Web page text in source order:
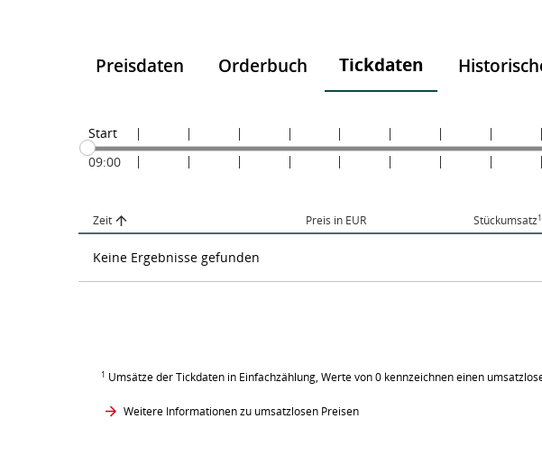
Preisdaten Orderbuch Tickdaten
Start
09:00
Zeit Preis in EUR Stückumsatz1
Keine Ergebnisse gefunden
1 Umsätze der Tickdaten in Einfachzählung, Werte von 0 kennzeichnen einen
Weitere Informationen zu umsatzlosen Preisen